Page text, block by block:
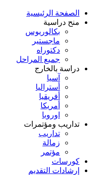
الصفحة الرئيسية
منح دراسية
بكالوريوس
ماجستير
دكتوراه
جميع المراحل
دراسة بالخارج
آسيا
أستراليا
أفريقيا
أمريكا
اوروبا
تداريب ومؤتمرات
تداريب
زمالة
مؤتمر
كورسات
إرشادات التقديم